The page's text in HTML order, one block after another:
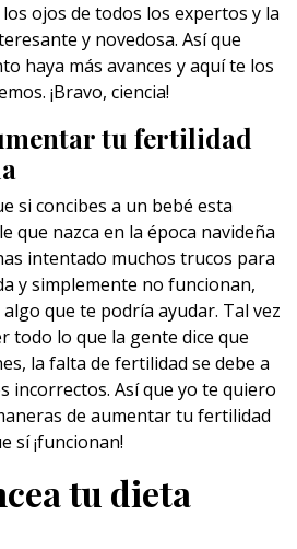
ojos de todos los expertos y la
y novedosa. Así que
haya más avances y aquí te los
¡Bravo, ciencia!
tu fertilidad
si concibes a un bebé esta
que nazca en la época navideña
intentado muchos trucos para
y simplemente no funcionan,
que te podría ayudar. Tal vez
todo lo que la gente dice que
la falta de fertilidad se debe a
incorrectos. Así que yo te quiero
de aumentar tu fertilidad
sí ¡funcionan!
tu dieta